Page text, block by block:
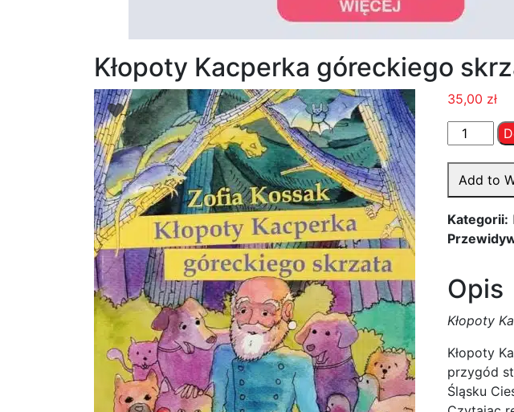
Kłopoty Kacperka góreckiego
35,00 zł
ilość
Kłopoty
Kacperka
góreckiego
Add to
Kategorii:
Opis
Kłopoty
Kłopoty
przygód
Śląsku